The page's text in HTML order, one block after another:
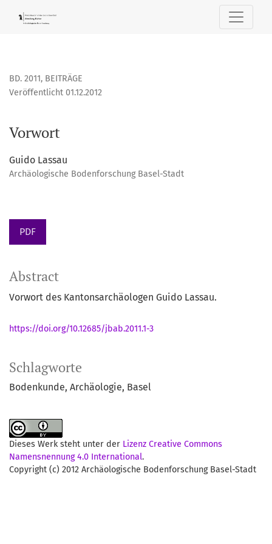
BD. 2011, BEITRÄGE
Vorwort
Veröffentlicht 01.12.2012
Guido Lassau
Archäologische Bodenforschung Basel-Stadt
PDF
Schlagworte
Bodenkunde Archäologie Basel
Abstract
Vorwort des Kantonsarchäologen Guido Lassau.
https://doi.org/10.12685/jbab.2011.1-3
Dieses Werk steht unter der Lizenz Creative Commons
Namensnennung 4.0 International.
Copyright (c) 2012 Archäologische Bodenforschung Basel-Stadt